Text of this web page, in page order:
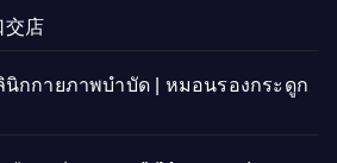
交店
นิกกายภาพบำบัด | หมอนรองกระดูก